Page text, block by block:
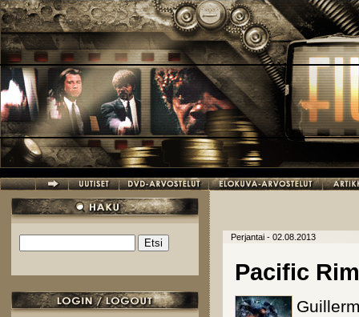
Hyppää pääsisältöön
Hakulomake
Perjantai - 02.08.2013
Pacific